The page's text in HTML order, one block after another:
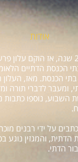
אודות
הכל התחיל לפני 25 שנה, אז הוקם
הכנסת הדתיים
הכנסת. מאז, העלון
ומעבר לדברי תורה
נוספו כתבות
על ידי רבנים
הדתית, והמגזין
הדתי.